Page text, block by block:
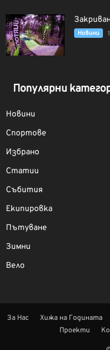
Новини
Популярни
Новини
Спортове
Избрано
Статии
Събития
Екипировка
Пътуване
Зимни
Вело
За Нас Хижа на Годината
Проекти